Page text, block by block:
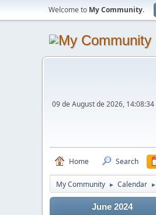
Welcome to My Community.
09 de August de 2026, 14:08:34
Home Search
My Community ► Calendar ►
June 2024